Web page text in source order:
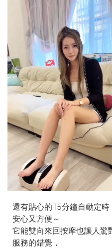
還有貼心的 15分鐘自動定
安心又方便～
它能雙向來回按摩也讓人驚
服務的錯覺，